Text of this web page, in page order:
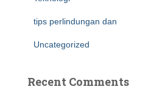
tips perlindungan dan
Uncategorized
Recent Comments